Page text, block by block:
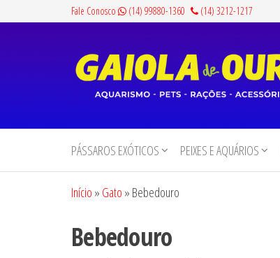
Fale Conosco (14) 99880-1360 (14) 3212-1217
de
Ouro
Pets,
Rações e
PÁSSAROS EXÓTICOS PEIXES E AQUÁRIOS
Início » Gato » Bebedouro
Bebedouro